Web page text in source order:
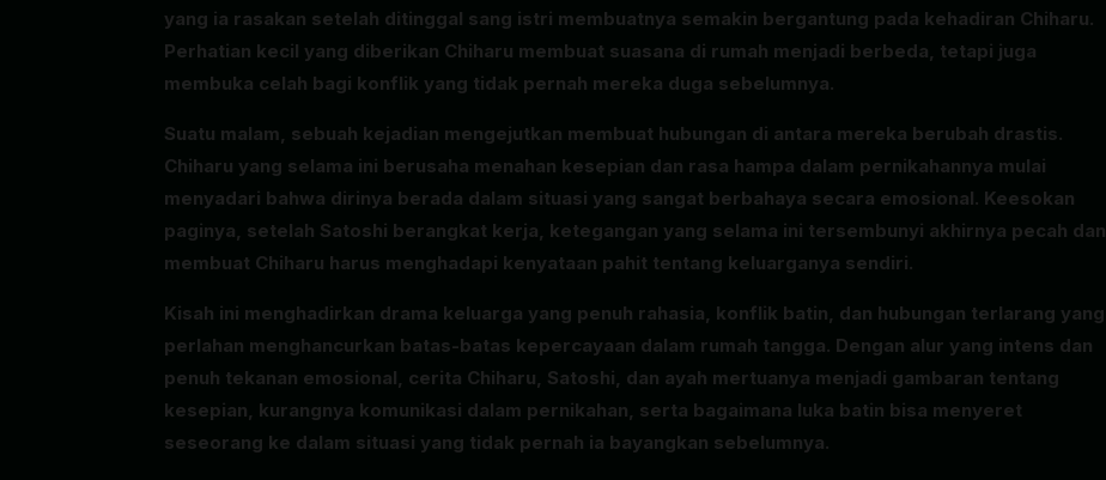
yang ia rasakan setelah ditinggal sang istri membuatnya semakin bergantung pada kehadiran Chiharu.
Perhatian kecil yang diberikan Chiharu membuat suasana di rumah menjadi berbeda, tetapi juga
membuka celah bagi konflik yang tidak pernah mereka duga sebelumnya.
Suatu malam, sebuah kejadian mengejutkan membuat hubungan di antara mereka berubah drastis.
Chiharu yang selama ini berusaha menahan kesepian dan rasa hampa dalam pernikahannya mulai
menyadari bahwa dirinya berada dalam situasi yang sangat berbahaya secara emosional. Keesokan
paginya, setelah Satoshi berangkat kerja, ketegangan yang selama ini tersembunyi akhirnya pecah dan
membuat Chiharu harus menghadapi kenyataan pahit tentang keluarganya sendiri.
Kisah ini menghadirkan drama keluarga yang penuh rahasia, konflik batin, dan hubungan terlarang yang
perlahan menghancurkan batas-batas kepercayaan dalam rumah tangga. Dengan alur yang intens dan
penuh tekanan emosional, cerita Chiharu, Satoshi, dan ayah mertuanya menjadi gambaran tentang
kesepian, kurangnya komunikasi dalam pernikahan, serta bagaimana luka batin bisa menyeret
seseorang ke dalam situasi yang tidak pernah ia bayangkan sebelumnya.